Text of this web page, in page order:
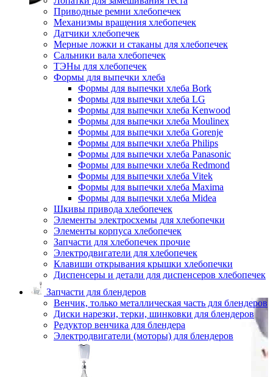
Приводные ремни хлебопечек
Механизмы вращения хлебопечек
Датчики хлебопечек
Мерные ложки и стаканы для хлебопечек
Сальники вала хлебопечек
ТЭНы для хлебопечек
Формы для выпечки хлеба
Формы для выпечки хлеба Bork
Формы для выпечки хлеба LG
Формы для выпечки хлеба Kenwood
Формы для выпечки хлеба Moulinex
Формы для выпечки хлеба Gorenje
Формы для выпечки хлеба Philips
Формы для выпечки хлеба Panasonic
Формы для выпечки хлеба Redmond
Формы для выпечки хлеба Vitek
Формы для выпечки хлеба Maxima
Формы для выпечки хлеба Midea
Шкивы привода хлебопечек
Элементы электросхемы для хлебопечки
Элементы корпуса хлебопечек
Запчасти для хлебопечек прочие
Электродвигатели для хлебопечек
Клавиши открывания крышки хлебопечки
Диспенсеры и детали для диспенсеров хлебопечек
Запчасти для блендеров
Венчик, только металлическая часть для блендеров
Диски нарезки, терки, шинковки для блендеров
Редуктор венчика для блендера
Электродвигатели (моторы) для блендеров